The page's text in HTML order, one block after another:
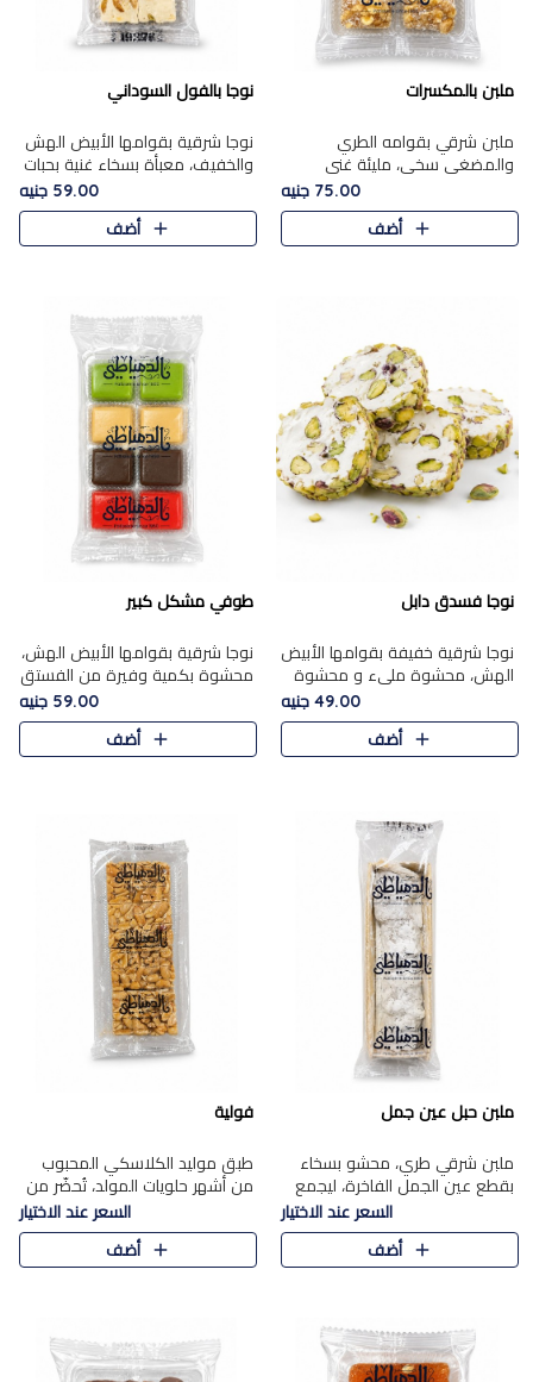
ملبن بالمكسرات
ملبن شرقي بقوامه الطري
والمضغي سخي، مليئة غني
بتشكيلة فاخرة من المكسرات
مشكلة المختارة التي تقدم تضيف
قرمشة مميزة مرضية ونكهة
75.00 جنيه
أضف
نوجا بالفول السوداني
نوجا شرقية بقوامها الأبيض الهش
والخفيف، معبأة بسخاء غنية بحبات
الفول السوداني المحمص التي
يقدم تضيف قرمشة مميزة مرضية
وتوازنًا رائعًا مع حلا..
59.00 جنيه
أضف
نوجا فسدق دابل
نوجا شرقية خفيفة بقوامها الأبيض
الهش، محشوة مليء و محشوة
بـكمية وفيرة من الفستق الفاخر
لتمنحك نكهة مكسرات غنية
وقرمشة مميزة في كل قطعة و
49.00 جنيه
أضف
طوفي مشكل كبير
نوجا شرقية بقوامها الأبيض الهش،
محشوة بكمية وفيرة من الفستق
الفاخر لتمنحك نكهة غنية وقرمشة
مميزة في كل قطعة، لتجربة تجمع
بين الفخامة والمذاق..
59.00 جنيه
أضف
ملبن حبل عين جمل
ملبن شرقي طري، محشو بسخاء
بقطع عين الجمل الفاخرة، ليجمع
بين القوام الناعم وقرمشة الجوز
في مذاق شرقي أصيل.
السعر عند الاختيار
أضف
فولية
طبق موليد الكلاسكي المحبوب
من أشهر حلويات المولد، تُحضّر من
فول سوداني محمص بعناية
ومغلف بطبقة رقيقة من السكر
المكرمل، لتمنحك قرمشة أصيلة
السعر عند الاختيار
أضف